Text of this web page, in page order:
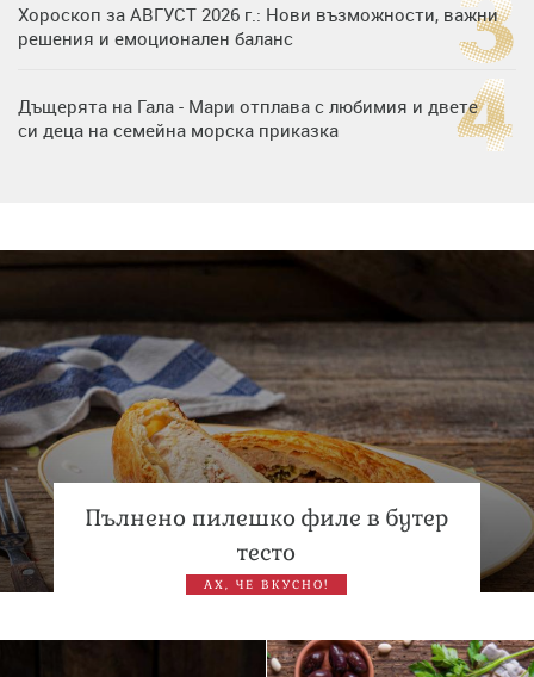
Хороскоп за АВГУСТ 2026 г.: Нови възможности, важни
решения и емоционален баланс
Дъщерята на Гала - Мари отплава с любимия и двете
си деца на семейна морска приказка
Пълнено пилешко филе в бутер
тесто
АХ, ЧЕ ВКУСНО!